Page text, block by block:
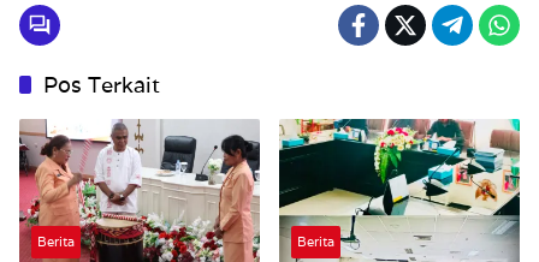
Pos Terkait
Berita Berita